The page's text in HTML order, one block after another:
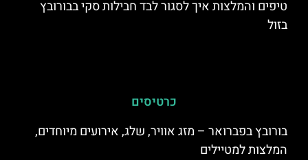
טיפים והמלצות איך לסגור לבד חבילות סקי בבורובץ
בזול
כרטיסים
בורובץ בפברואר – מזג אוויר, שלג, אירועים מיוחדים,
המלצות למטיילים